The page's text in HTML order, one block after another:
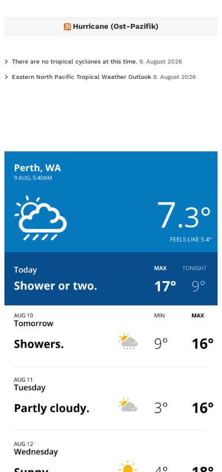
Hurricane (Ost-Pazifik)
There are no tropical cyclones at this time. 9. August 2026
Eastern North Pacific Tropical Weather Outlook 8. August 2026